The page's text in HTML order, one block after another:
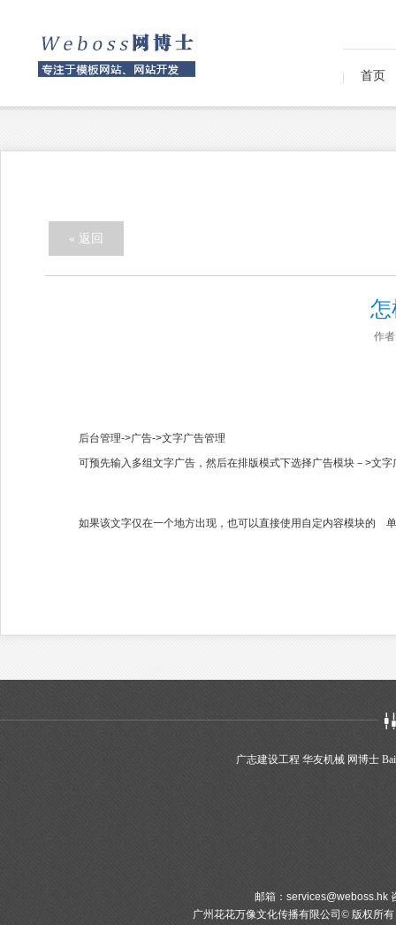
首页
« 返回
怎
作
后台管理->广告->文字广告管理
可预先输入多组文字广告，然后在排版模式下选择广告模块－>文
如果该文字仅在一个地方出现，也可以直接使用自定内容模块的
广志建设工程 华友机械 网博士
邮箱： services@weboss.hk
广州花花万像文化传播有限公司© 版权所有